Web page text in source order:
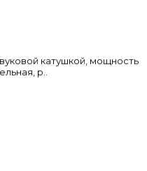
катушкой, мощность
р..